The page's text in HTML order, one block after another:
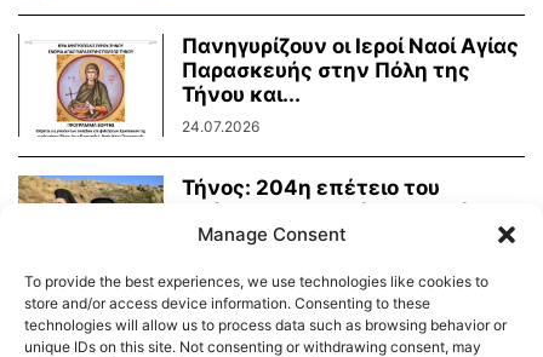
Πανηγυρίζουν οι Ιεροί Ναοί Αγίας
Παρασκευής στην Πόλη της
Τήνου και...
24.07.2026
Τήνος: 204η επέτειο του
Οράματος της Αγίας Πελαγίας
24.07.2026
Manage Consent
To provide the best experiences, we use technologies like cookies to
store and/or access device information. Consenting to these
technologies will allow us to process data such as browsing behavior or
unique IDs on this site. Not consenting or withdrawing consent, may